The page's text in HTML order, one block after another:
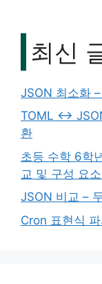
최신
JSON 최소화
TOML ↔
환
초등 수학 6학
교 및 구성 요
JSON 비교 –
Cron 표현식